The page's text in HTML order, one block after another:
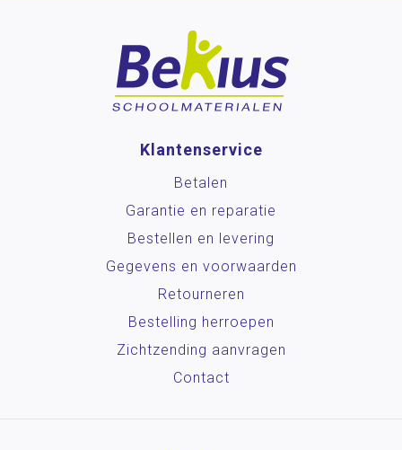
Klantenservice
Betalen
Garantie en reparatie
Bestellen en levering
Gegevens en voorwaarden
Retourneren
Bestelling herroepen
Zichtzending aanvragen
Contact